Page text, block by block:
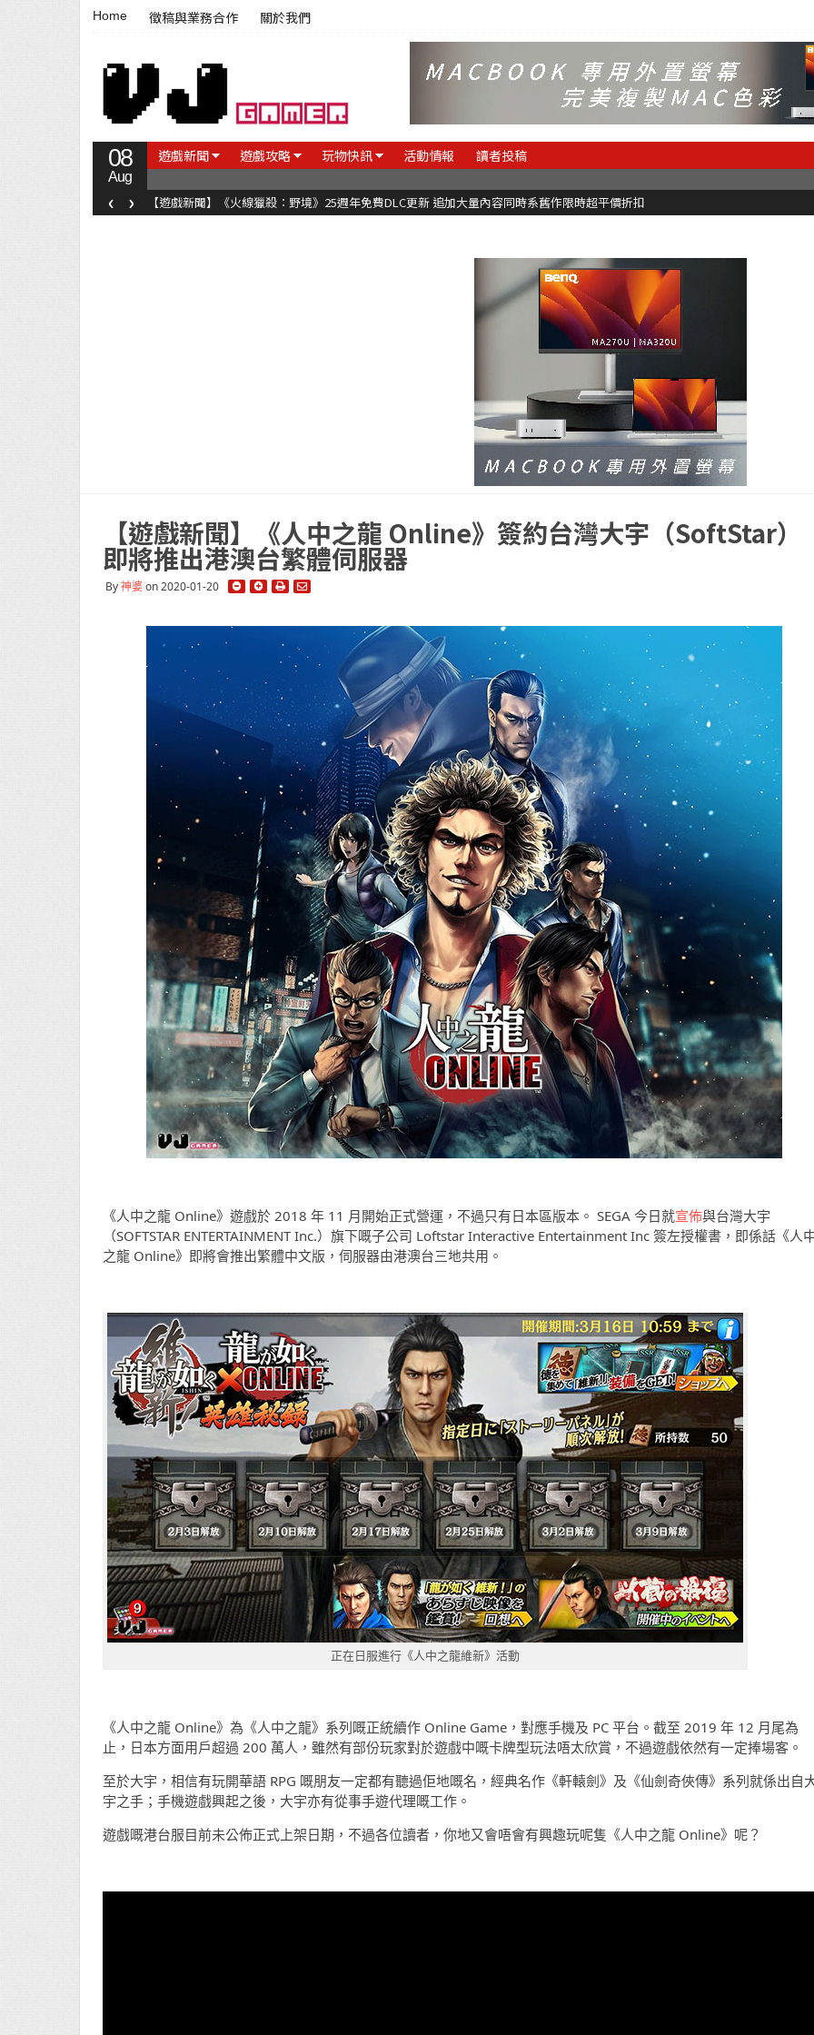
Home 徵稿與業務合作 關於我們
08
Aug
遊戲新聞 遊戲攻略 玩物快訊 活動情報 讀者投稿
【遊戲新聞】《火線獵殺：野境》25週年免費DLC更新 追加大量內容同時系舊作限時超平價折扣
‹ ›
【遊戲新聞】《人中之龍 Online》簽約台灣大宇（SoftStar）
即將推出港澳台繁體伺服器
By神婆on 2020-01-20
《人中之龍 Online》遊戲於 2018 年 11 月開始正式營運，不過只有日本區版本。 SEGA 今日就宣佈與台灣大宇
（SOFTSTAR ENTERTAINMENT Inc.）旗下嘅子公司 Loftstar Interactive Entertainment Inc 簽左授權書，即係話《人
之龍 Online》即將會推出繁體中文版，伺服器由港澳台三地共用。
正在日服進行《人中之龍維新》活動
《人中之龍 Online》為《人中之龍》系列嘅正統續作 Online Game，對應手機及 PC 平台。截至 2019 年 12 月尾為
止，日本方面用戶超過 200 萬人，雖然有部份玩家對於遊戲中嘅卡牌型玩法唔太欣賞，不過遊戲依然有一定捧場客。
至於大宇，相信有玩開華語 RPG 嘅朋友一定都有聽過佢地嘅名，經典名作《軒轅劍》及《仙劍奇俠傳》系列就係出自
宇之手；手機遊戲興起之後，大宇亦有從事手遊代理嘅工作。
遊戲嘅港台服目前未公佈正式上架日期，不過各位讀者，你地又會唔會有興趣玩呢隻《人中之龍 Online》呢？